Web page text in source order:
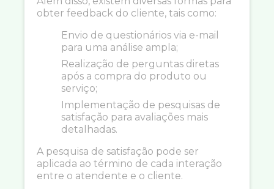
obter feedback do cliente, tais como:
Envio de questionários via e-mail
para uma análise ampla;
Realização de perguntas diretas
após a compra do produto ou
serviço;
Implementação de pesquisas de
satisfação para avaliações mais
detalhadas.
A pesquisa de satisfação pode ser
aplicada ao término de cada interação
entre o atendente e o cliente.